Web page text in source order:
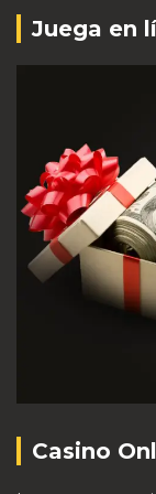
Juega en
Casino